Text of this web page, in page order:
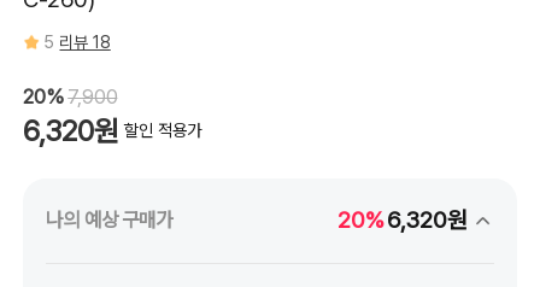
5 리뷰 18
20%7,900
6,320원 할인 적용가
나의 예상 구매가 20%6,320원